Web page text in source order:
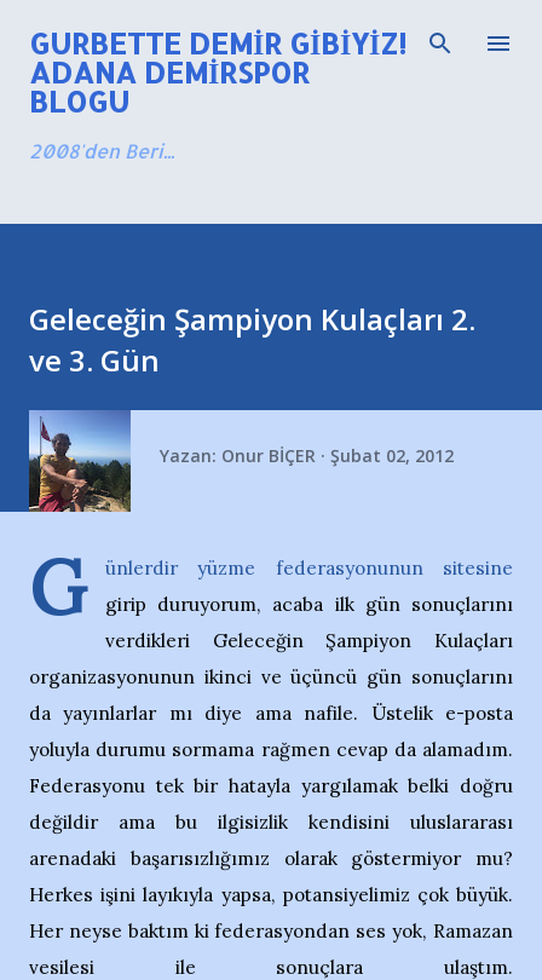
Ana içeriğe atla
GURBETTE DEMIR GIBIYIZ!
ADANA DEMIRSPOR
BLOGU
2008'den Beri...
Geleceğin Şampiyon Kulaçları 2.
ve 3. Gün
Yazan: Onur BİÇER Şubat 02, 2012
G
ünlerdir yüzme federasyonunun sitesine
girip duruyorum, acaba ilk gün sonuçlarını
verdikleri Geleceğin Şampiyon Kulaçları
organizasyonunun ikinci ve üçüncü gün sonuçlarını
da yayınlarlar mı diye ama nafile. Üstelik e-posta
yoluyla durumu sormama rağmen cevap da alamadım.
Federasyonu tek bir hatayla yargılamak belki doğru
değildir ama bu ilgisizlik kendisini uluslararası
arenadaki başarısızlığımız olarak göstermiyor mu?
Herkes işini layıkıyla yapsa, potansiyelimiz çok büyük.
Her neyse baktım ki federasyondan ses yok, Ramazan
vesilesi ile sonuçlara ulaştım.